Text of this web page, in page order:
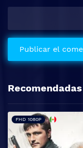
Recomendadas
FHD 1080P